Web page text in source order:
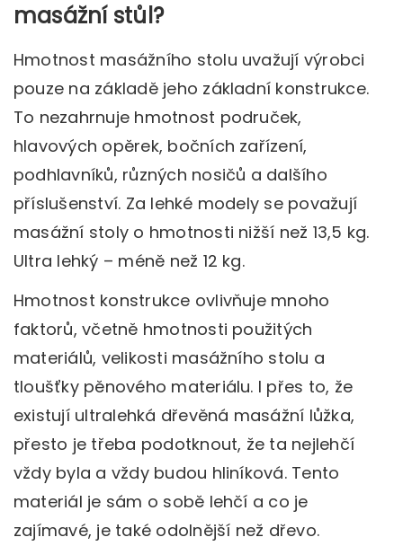
masážní stůl?
Hmotnost masážního stolu uvažují výrobci
pouze na základě jeho základní konstrukce.
To nezahrnuje hmotnost područek,
hlavových opěrek, bočních zařízení,
podhlavníků, různých nosičů a dalšího
příslušenství. Za lehké modely se považují
masážní stoly o hmotnosti nižší než 13,5 kg.
Ultra lehký – méně než 12 kg.
Hmotnost konstrukce ovlivňuje mnoho
faktorů, včetně hmotnosti použitých
materiálů, velikosti masážního stolu a
tloušťky pěnového materiálu. I přes to, že
existují ultralehká dřevěná masážní lůžka,
přesto je třeba podotknout, že ta nejlehčí
vždy byla a vždy budou hliníková. Tento
materiál je sám o sobě lehčí a co je
zajímavé, je také odolnější než dřevo.